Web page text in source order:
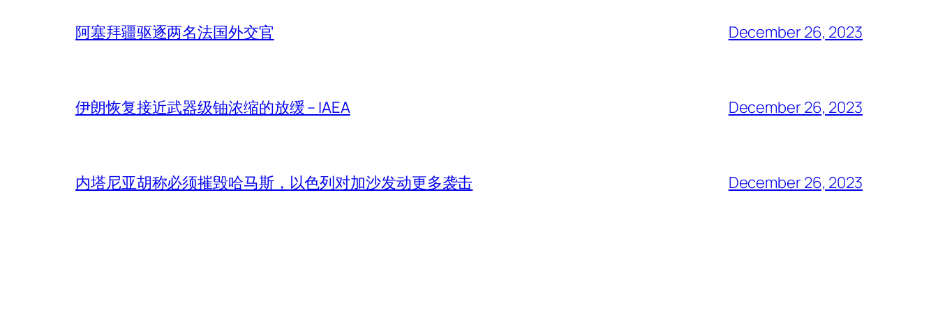
阿塞拜疆驱逐两名法国外交官 December 26, 2023
伊朗恢复接近武器级铀浓缩的放缓 – IAEA December 26, 2023
内塔尼亚胡称必须摧毁哈马斯，以色列对加沙发动更多袭击 December 26, 2023